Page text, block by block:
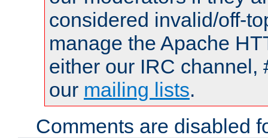
considered invalid/off-
manage the Apache
either our IRC channel,
our mailing lists.
Comments are disabled